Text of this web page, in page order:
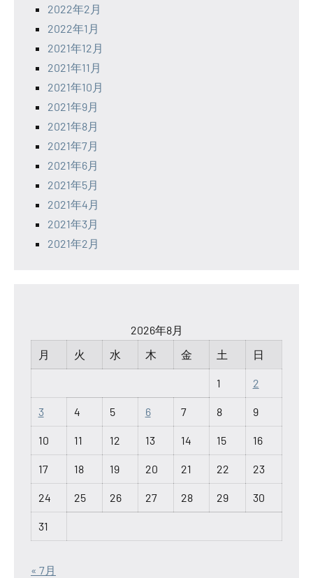
2022年2月
2022年1月
2021年12月
2021年11月
2021年10月
2021年9月
2021年8月
2021年7月
2021年6月
2021年5月
2021年4月
2021年3月
2021年2月
2026年8月
月
火 水 木 金 土 日
1 2
3 4 5 6 7 8 9
10 11 12 13 14 15 16
17 18 19 20 21 22 23
24 25 26 27 28 29 30
31
« 7月